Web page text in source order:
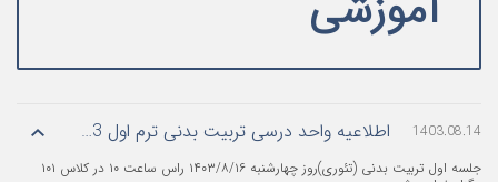
اطلاعیه واحد درسی تربیت بدنی ترم اول 1403-1404
جلسه اول تربیت بدنی (تئوری)روز چهارشنبه ۱۴۰۳/۸/۱۶ راس ساعت ۱۰ در کلاس ۱۰۱